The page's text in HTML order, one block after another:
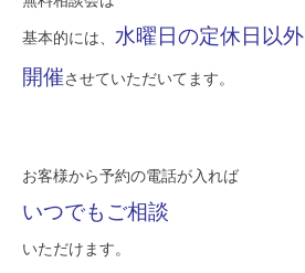
基本的には、 水曜日の定休日以外
開催させていただいてます。
お客様から予約の電話が入れば
いつでもご相談
いただけます。